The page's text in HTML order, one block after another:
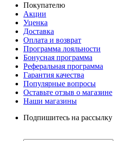
Покупателю
Акции
Уценка
Доставка
Оплата и возврат
Программа лояльности
Бонусная программа
Реферальная программа
Гарантия качества
Популярные вопросы
Оставьте отзыв о магазине
Наши магазины
Подпишитесь на рассылку